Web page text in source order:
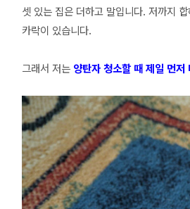
셋 있는 집은 더하고 말입니다. 저까지
카락이 있습니다.
그래서 저는 양탄자 청소할 때 제일 먼저